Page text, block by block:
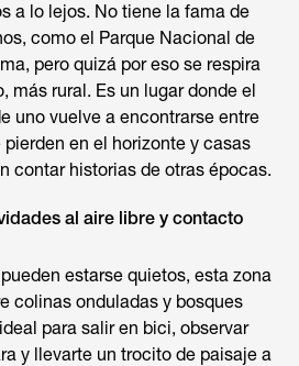
a lo lejos. No tiene la fama de
como el Parque Nacional de
pero quizá por eso se respira
más rural. Es un lugar donde el
uno vuelve a encontrarse entre
pierden en el horizonte y casas
contar historias de otras épocas.
al aire libre y contacto
estarse quietos, esta zona
colinas onduladas y bosques
para salir en bici, observar
y llevarte un trocito de paisaje a